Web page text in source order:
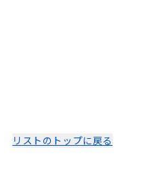
リストのトップに戻る